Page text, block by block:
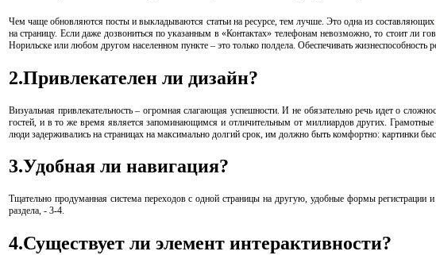
Чем чаще обновляются посты и выкладываются статьи на ресурсе, тем лучше. Это одна из
на страницу. Если даже дозвониться по указанным в «Контактах» телефонам невозможно, то стоит ли
Норильске или любом другом населенном пункте – это только полдела. Обеспечивать жизнеспособность
2.Привлекателен ли дизайн?
Визуальная привлекательность – огромная слагающая успешности. И не обязательно речь идет о
гостей, и в то же время является запоминающимся и отличительным от миллиардов других.
люди задерживались на страницах на максимально долгий срок, им должно быть комфортно: картинки
3.Удобная ли навигация?
Тщательно продуманная система переходов с одной страницы на другую, удобные формы регистрации
раздела, - 3-4.
4.Существует ли элемент интерактивности?